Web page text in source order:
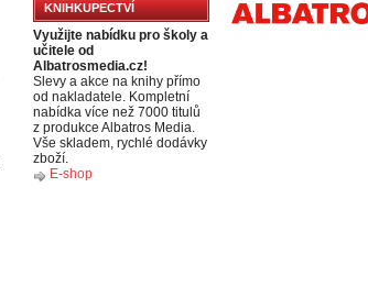
KNIHKUPECTVÍ
Využijte nabídku pro školy a
učitele od
Albatrosmedia.cz!
Slevy a akce na knihy přímo
od nakladatele. Kompletní
nabídka více než 7000 titulů
z produkce Albatros Media.
Vše skladem, rychlé dodávky
zboží.
E-shop